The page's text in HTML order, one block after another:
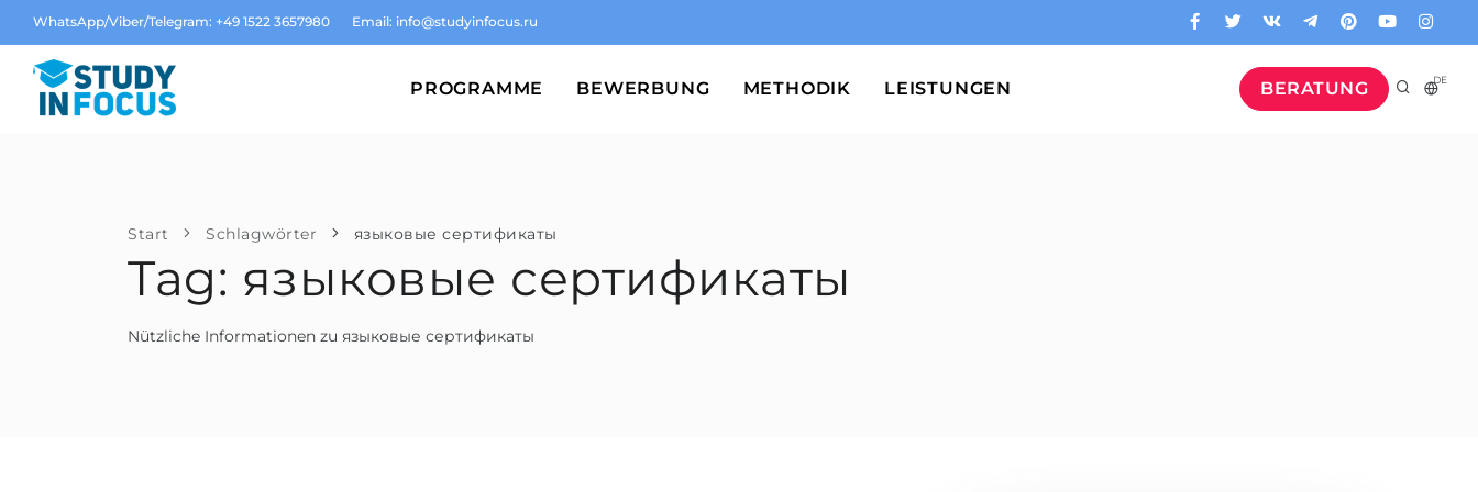
WhatsApp/Viber/Telegram: +49 1522 3657980 Email: info@studyinfocus.ru
BERATUNG DE
PROGRAMME BEWERBUNG METHODIK LEISTUNGEN
Start Schlagwörter языковые сертификаты
Tag: языковые сертификаты
Nützliche Informationen zu языковые сертификаты